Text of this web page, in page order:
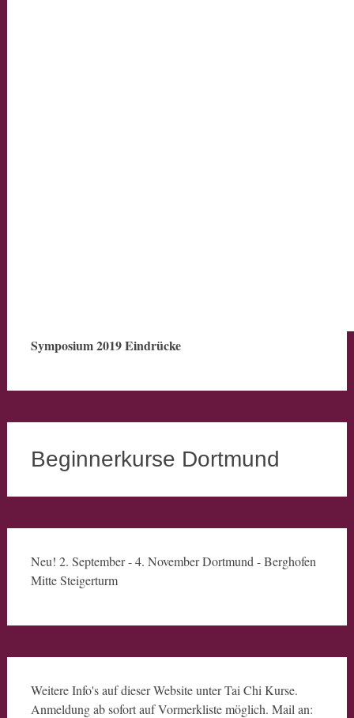
Symposium 2019 Eindrücke
Beginnerkurse Dortmund
Neu! 2. September - 4. November Dortmund - Berghofen
Mitte Steigerturm
Weitere Info's auf dieser Website unter Tai Chi Kurse.
Anmeldung ab sofort auf Vormerkliste möglich. Mail an: